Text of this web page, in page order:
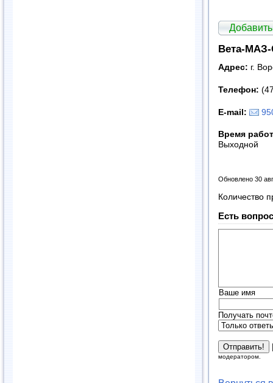
Вета-МАЗ-
Адрес: г.
Телефон:
E-mail:
Время
Выходной
Обновлено 30
Количество
Есть
Ваше имя
Получать
модератором.